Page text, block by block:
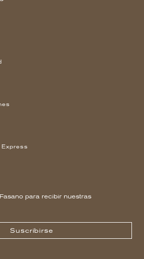
para recibir nuestras
Suscribirse